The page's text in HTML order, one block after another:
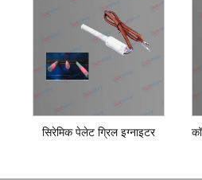
सिरेमिक पेलेट ग्रिल इग्नाइटर